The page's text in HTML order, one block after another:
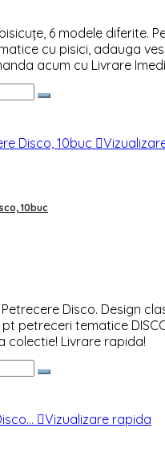
6 modele diferite.
cu pisici, adauga
acum cu Livrare

10buc
Disco. Design
petreceri tematice
colectie! Livrare rapida!
Vizualizare rapida